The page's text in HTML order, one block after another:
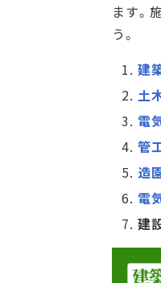
ます。
う。
建
土
電
管
造
電
建